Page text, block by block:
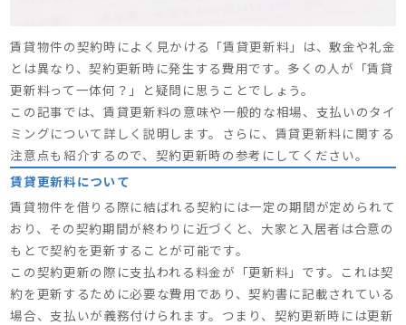
賃貸物件の契約時によく見かける「賃貸更新料」は、敷金や礼金
とは異なり、契約更新時に発生する費用です。多くの人が「賃貸
更新料って一体何？」と疑問に思うことでしょう。
この記事では、賃貸更新料の意味や一般的な相場、支払いのタイ
ミングについて詳しく説明します。さらに、賃貸更新料に関する
注意点も紹介するので、契約更新時の参考にしてください。
賃貸更新料について
賃貸物件を借りる際に結ばれる契約には一定の期間が定められて
おり、その契約期間が終わりに近づくと、大家と入居者は合意の
もとで契約を更新することが可能です。
この契約更新の際に支払われる料金が「更新料」です。これは契
約を更新するために必要な費用であり、契約書に記載されている
場合、支払いが義務付けられます。つまり、契約更新時には更新